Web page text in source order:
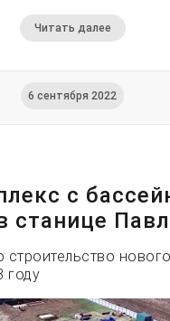
Читать далее
6 сентября 2022
с
станице
строительство
году